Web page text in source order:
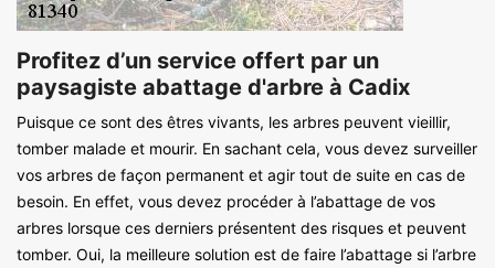
Profitez d’un service offert par un
paysagiste abattage d'arbre à Cadix
Puisque ce sont des êtres vivants, les arbres peuvent vieillir,
tomber malade et mourir. En sachant cela, vous devez surveiller
vos arbres de façon permanent et agir tout de suite en cas de
besoin. En effet, vous devez procéder à l’abattage de vos
arbres lorsque ces derniers présentent des risques et peuvent
tomber. Oui, la meilleure solution est de faire l’abattage si l’arbre